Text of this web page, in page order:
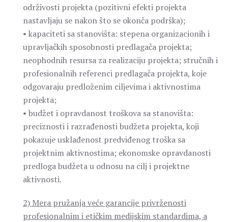
održivosti projekta (pozitivni efekti projekta
nastavljaju se nakon što se okonča podrška);
• kapaciteti sa stanovišta: stepena organizacionih i
upravljačkih sposobnosti predlagača projekta;
neophodnih resursa za realizaciju projekta; stručnih i
profesionalnih referenci predlagača projekta, koje
odgovaraju predloženim ciljevima i aktivnostima
projekta;
• budžet i opravdanost troškova sa stanovišta:
preciznosti i razrađenosti budžeta projekta, koji
pokazuje usklađenost predviđenog troška sa
projektnim aktivnostima; ekonomske opravdanosti
predloga budžeta u odnosu na cilj i projektne
aktivnosti.
2) Mera pružanja veće garancije privrženosti
profesionalnim i etičkim medijskim standardima, a